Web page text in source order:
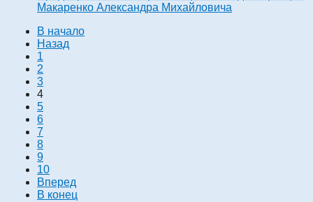
Макаренко Александра Михайловича
В начало
Назад
1
2
3
4
5
6
7
8
9
10
Вперед
В конец